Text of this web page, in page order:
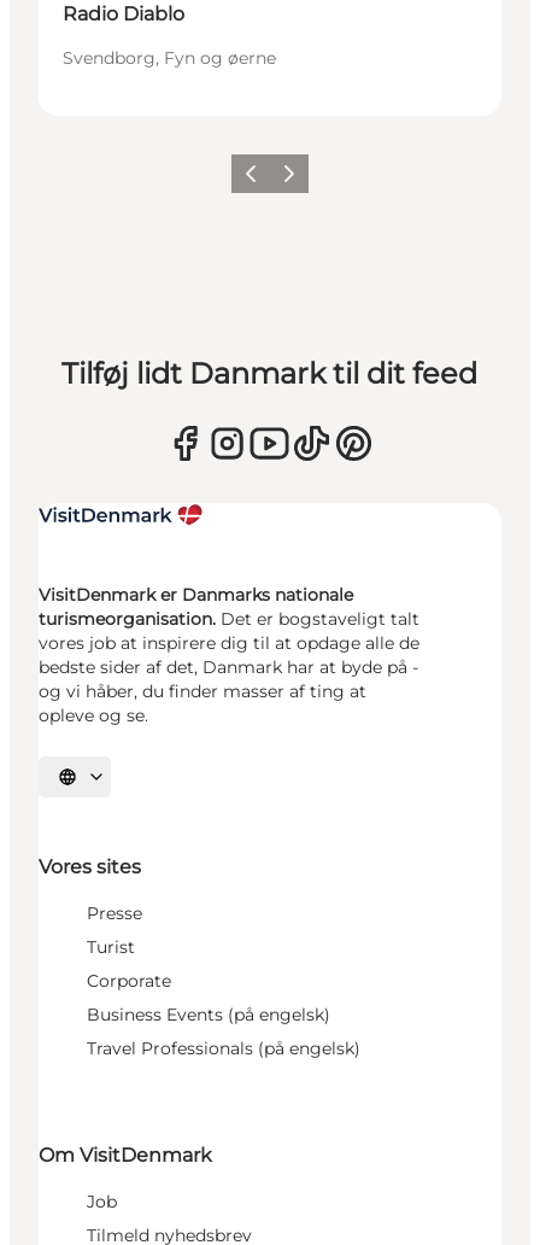
Radio Diablo
Svendborg, Fyn og øerne
ForrigeNæste
Tilføj lidt Danmark til dit feed
VisitDenmark er Danmarks nationale
turismeorganisation. Det er bogstaveligt talt
vores job at inspirere dig til at opdage alle de
bedste sider af det, Danmark har at byde på -
og vi håber, du finder masser af ting at
opleve og se.
Vælg sprog
Vores sites
Presse
Turist
Corporate
Business Events (på engelsk)
Travel Professionals (på engelsk)
Om VisitDenmark
Job
Tilmeld nyhedsbrev